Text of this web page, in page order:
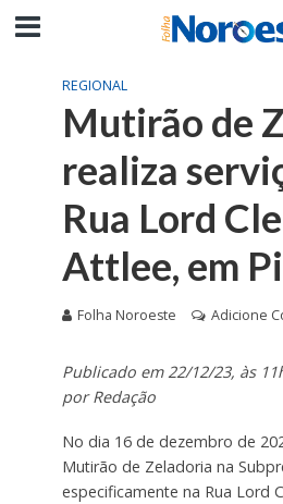
REGIONAL
Mutirão de
realiza
Rua Lord
Attlee, em
Folha Noroeste Adicione
Publicado em 22/12/23, às
por Redação
No dia 16 de dezembro de
Mutirão de Zeladoria na
especificamente na Rua Lord